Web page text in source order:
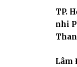
TP.
nhi
Lâm